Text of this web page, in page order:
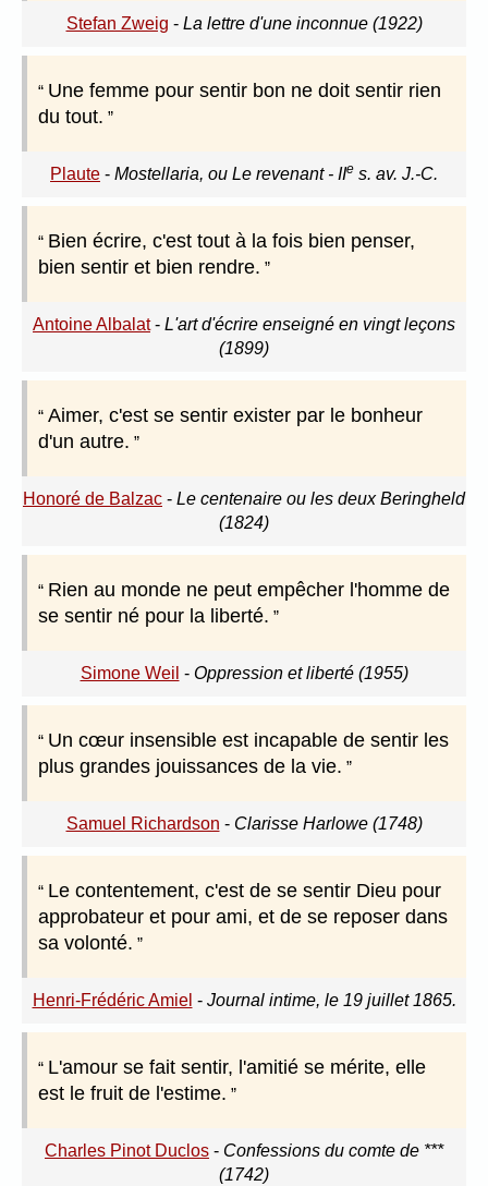
Stefan Zweig - La lettre d'une inconnue (1922)
Une femme pour sentir bon ne doit sentir rien
du tout.
Plaute - Mostellaria, ou Le revenant - IIe s. av. J.-C.
Bien écrire, c'est tout à la fois bien penser,
bien sentir et bien rendre.
Antoine Albalat- L'art d'écrire enseigné en vingt leçons
(1899)
Aimer, c'est se sentir exister par le bonheur
d'un autre.
Honoré de Balzac - Le centenaire ou les deux Beringheld
(1824)
Rien au monde ne peut empêcher l'homme de
se sentir né pour la liberté.
Simone Weil - Oppression et liberté (1955)
Un cœur insensible est incapable de sentir les
plus grandes jouissances de la vie.
Samuel Richardson - Clarisse Harlowe (1748)
Le contentement, c'est de se sentir Dieu pour
approbateur et pour ami, et de se reposer dans
sa volonté.
Henri-Frédéric Amiel - Journal intime, le 19 juillet 1865.
L'amour se fait sentir, l'amitié se mérite, elle
est le fruit de l'estime.
Charles Pinot Duclos - Confessions du comte de ***
(1742)